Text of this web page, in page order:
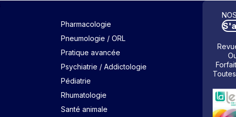
Pharmacologie
Pneumologie / ORL
Pratique avancée
Psychiatrie / Addictologie
Pédiatrie
Rhumatologie
Santé animale